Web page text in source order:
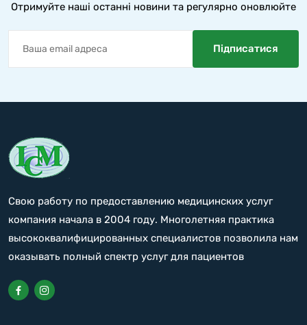
Отримуйте наші останні новини та регулярно оновлюйте
Свою работу по предоставлению медицинских услуг
компания начала в 2004 году. Многолетняя практика
высококвалифицированных специалистов позволила нам
оказывать полный спектр услуг для пациентов